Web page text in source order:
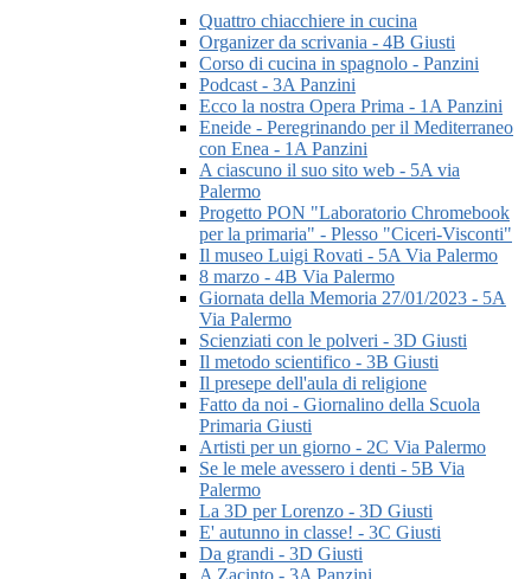
Quattro chiacchiere in cucina
Organizer da scrivania - 4B Giusti
Corso di cucina in spagnolo - Panzini
Podcast - 3A Panzini
Ecco la nostra Opera Prima - 1A Panzini
Eneide - Peregrinando per il Mediterraneo
con Enea - 1A Panzini
A ciascuno il suo sito web - 5A via
Palermo
Progetto PON "Laboratorio Chromebook
per la primaria" - Plesso "Ciceri-Visconti"
Il museo Luigi Rovati - 5A Via Palermo
8 marzo - 4B Via Palermo
Giornata della Memoria 27/01/2023 - 5A
Via Palermo
Scienziati con le polveri - 3D Giusti
Il metodo scientifico - 3B Giusti
Il presepe dell'aula di religione
Fatto da noi - Giornalino della Scuola
Primaria Giusti
Artisti per un giorno - 2C Via Palermo
Se le mele avessero i denti - 5B Via
Palermo
La 3D per Lorenzo - 3D Giusti
E' autunno in classe! - 3C Giusti
Da grandi - 3D Giusti